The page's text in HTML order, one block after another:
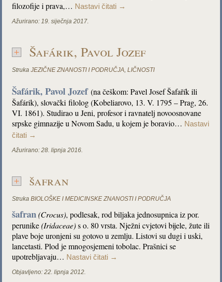
filozofije i prava,… Nastavi čitati →
Ažurirano: 19. siječnja 2017.
Šafárik, Pavol Jozef
Struka JEZIČNE ZNANOSTI I PODRUČJA,LIČNOSTI
Šafárik, Pavol Jozef(na češkom: Pavel Josef Šafařík ili
Šafárik), slovački filolog (Kobeliarovo, 13. V. 1795 – Prag, 26.
VI. 1861). Studirao u Jeni, profesor i ravnatelj novoosnovane
srpske gimnazije u Novom Sadu, u kojem je boravio… Nastavi
čitati →
Ažurirano: 28. lipnja 2016.
šafran
Struka BIOLOŠKE I MEDICINSKE ZNANOSTI I PODRUČJA
šafran (Crocus), podlesak, rod biljaka jednosupnica iz por.
perunike(Iridaceae)s o. 80 vrsta. Nježni cvjetovi bijele, žute ili
plave boje uronjeni su gotovo u zemlju. Listovi su dugi i uski,
lancetasti. Plod je mnogosjemeni tobolac. Prašnici se
upotrebljavaju… Nastavi čitati →
Objavljeno: 22. lipnja 2012.